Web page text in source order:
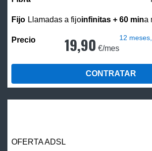
Llamadas a fijoinfinitas + 60 mina
19,90 €/mes
12
CONTRATAR
OFERTA ADSL